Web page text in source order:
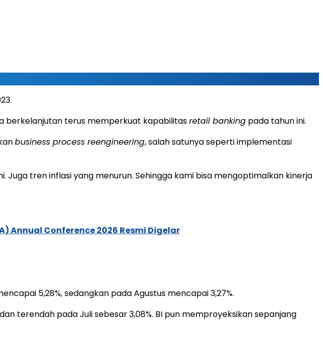
berkelanjutan terus memperkuat kapabilitasretail banking pada tahun ini.
business process reengineering, salah satunya seperti implementasi
tren inflasi yang menurun. Sehingga kami bisa mengoptimalkan kinerja
Annual Conference 2026 Resmi Digelar
5,28%, sedangkan pada Agustus mencapai 3,27%.
terendah pada Juli sebesar 3,08%. BI pun memproyeksikan sepanjang